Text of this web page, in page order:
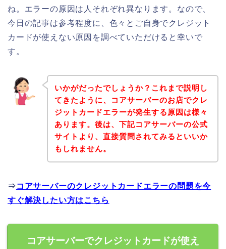
ね。エラーの原因は人それぞれ異なります。なので、
今日の記事は参考程度に、色々とご自身でクレジット
カードが使えない原因を調べていただけると幸いで
す。
いかがだったでしょうか？これまで説明し
てきたように、コアサーバーのお店でクレ
ジットカードエラーが発生する原因は様々
あります。後は、下記コアサーバーの公式
サイトより、直接質問されてみるといいか
もしれません。
⇒ コアサーバーのクレジットカードエラーの問題を今
すぐ解決したい方はこちら
コアサーバーでクレジットカードが使え